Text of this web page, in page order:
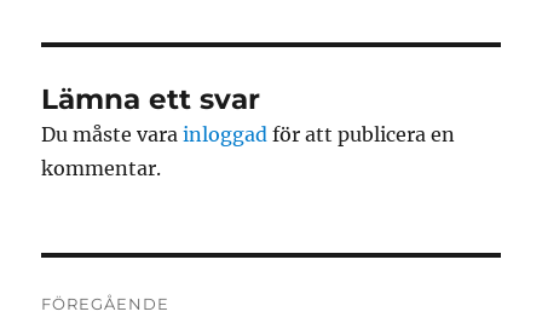
Lämna ett svar
Du måste varainloggad för att publicera en
kommentar.
FÖREGÅENDE